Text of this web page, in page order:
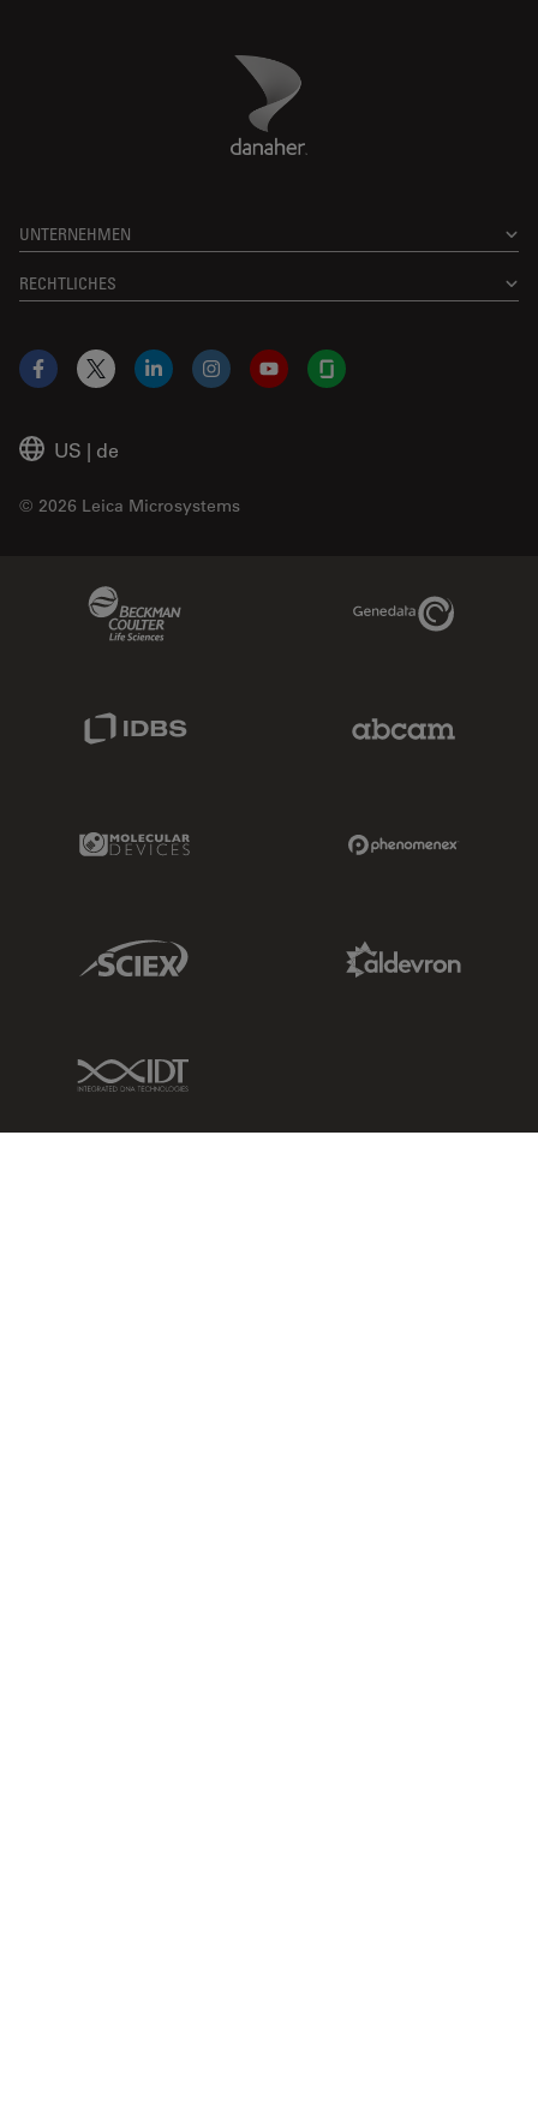
Danaher Logo
UNTERNEHMEN
RECHTLICHES
US | de
© 2026 Leica Microsystems
Facebook
X LinkedInInstagramYouTubeGlassdoor
Genedata Link
Molecular Devices Link
Sciex Link
IDT Link